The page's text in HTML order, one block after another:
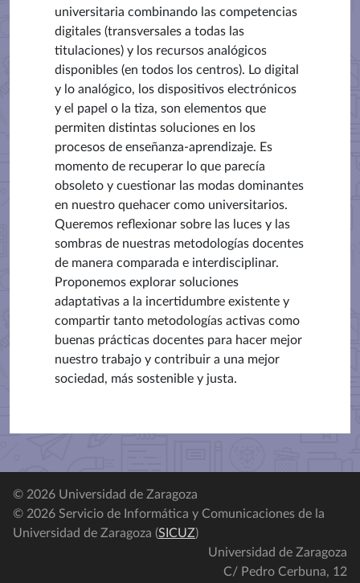
universitaria combinando las competencias
digitales (transversales a todas las
titulaciones) y los recursos analógicos
disponibles (en todos los centros). Lo digital
y lo analógico, los dispositivos electrónicos
y el papel o la tiza, son elementos que
permiten distintas soluciones en los
procesos de enseñanza-aprendizaje. Es
momento de recuperar lo que parecía
obsoleto y cuestionar las modas dominantes
en nuestro quehacer como universitarios.
Queremos reflexionar sobre las luces y las
sombras de nuestras metodologías docentes
de manera comparada e interdisciplinar.
Proponemos explorar soluciones
adaptativas a la incertidumbre existente y
compartir tanto metodologías activas como
buenas prácticas docentes para hacer mejor
nuestro trabajo y contribuir a una mejor
sociedad, más sostenible y justa.
© 2026 Universidad de Zaragoza
© 2026 Servicio de Informática y Comunicaciones de la
Universidad de Zaragoza (SICUZ)
Universidad de Zaragoza
C/ Pedro Cerbuna, 12